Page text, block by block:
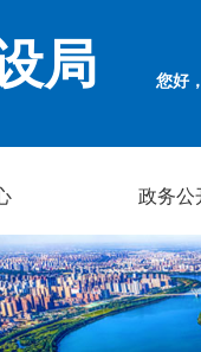
局 您好
政务公